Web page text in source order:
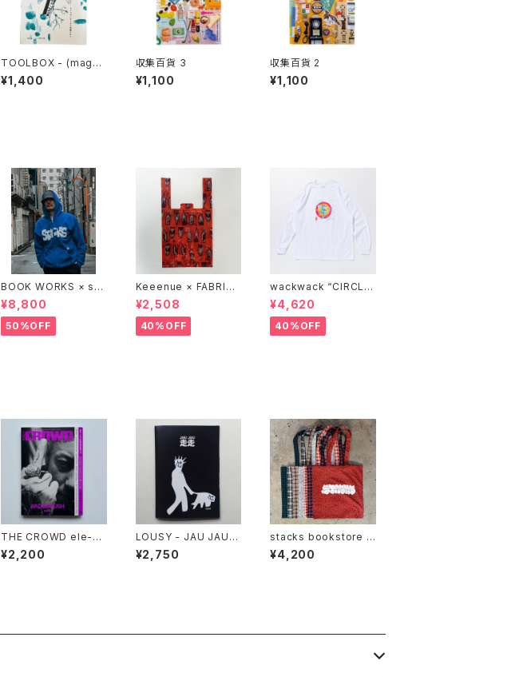
TOOLBOX - (maga)
zine 雑想 DIY実践思
想録 1
¥1,400
収集百貨 3
¥1,100
収集百貨 2
¥1,100
BOOK WORKS × sta
cks bookstore "Jim
bocho Beat Library
zip up hood"
¥8,800
50%OFF
Keeenue × FABRICK
®︎ "COMPACT SHOP
PING BAG" stacks E
xclusive model
¥2,508
40%OFF
wackwack “CIRCLE
OF FRIENDS” L/S TE
E
¥4,620
40%OFF
THE CROWD ele-ki
ng presents HIP HO
P JAPAN (ele-king
¥2,200
LOUSY - JAU JAU
走走
¥2,750
stacks bookstore -
sectuno Multi Fabri
c Tote bag
¥4,200